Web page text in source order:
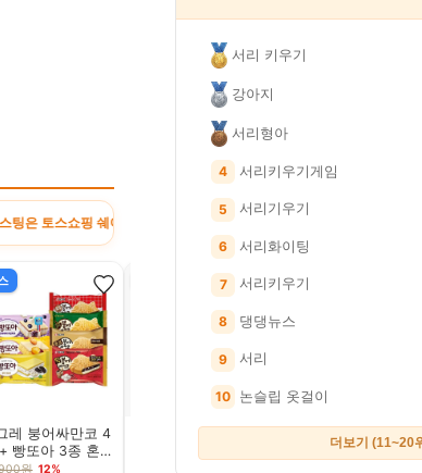
어링크 활동의 일환으로, 이에 따른 일정액의 수수료를 제
레 붕어싸만코 4
빵또아 3종 혼
개, 1세트
원 12%
네츄럴랩 수제 커틀
토스
기절반찬 수제 궁채
장아찌 줄기상추,
서리 키우기
강아지
서리형아
4 서리키우기게임
5 서리기우기
6 서리화이팅
7 서리키우기
8 댕댕뉴스
9 서리
10 논슬립 옷걸이
더보기 (11~20